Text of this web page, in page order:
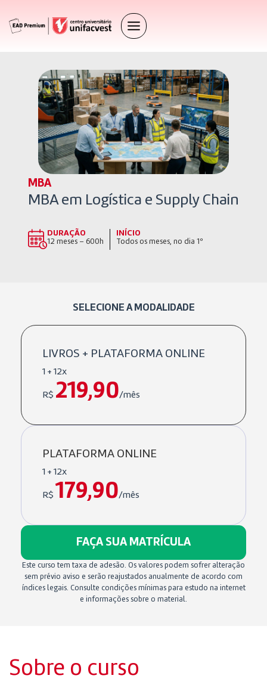
MBA
MBA em Logística e Supply Chain
DURAÇÃO
12 meses – 600h
INÍCIO
Todos os meses, no dia 1º
Sobre o curso
SELECIONE A MODALIDADE
LIVROS + PLATAFORMA ONLINE
1 + 12x
R$ 219,90/mês
PLATAFORMA ONLINE
1 + 12x
R$ 179,90/mês
FAÇA SUA MATRÍCULA
Este curso tem taxa de adesão. Os valores podem sofrer alteração
sem prévio aviso e serão reajustados anualmente de acordo com
índices legais. Consulte condições mínimas para estudo na internet
e informações sobre o material.